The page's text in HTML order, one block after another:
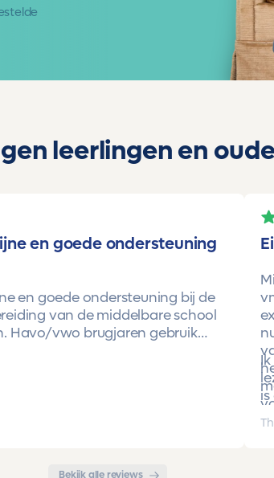
leerlingen en
en goede ondersteuning
en goede ondersteuning bij de
van de middelbare school
Havo/vwo brugjaren gebruik
Goede snelle communicatie
Bekijk alle reviews